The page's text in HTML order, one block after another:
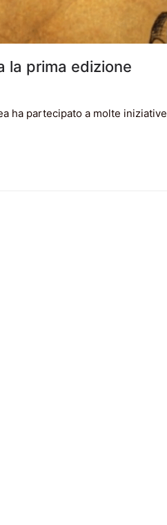
la prima edizione
ha partecipato a molte iniziative